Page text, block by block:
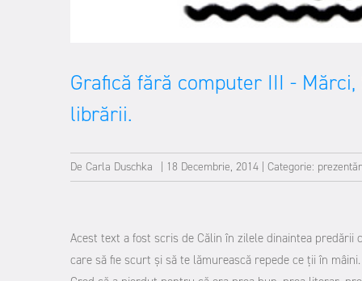
Grafică fără computer III -
librării.
De Carla Duschka 18 Decembrie, 2014 Categorie:
Acest text a fost scris de Călin în zilele dinaintea
care să fie scurt și să te lămurească repede ce ții în mâini.